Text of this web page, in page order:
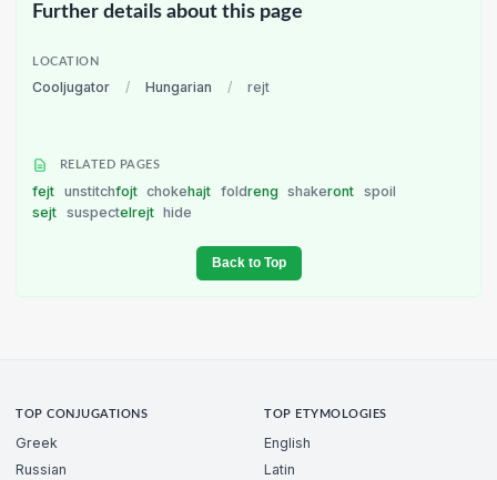
Further details about this page
LOCATION
Cooljugator / Hungarian / rejt
RELATED PAGES
fejt unstitchfojt chokehajt foldreng shakeront spoil
sejt suspectelrejt hide
Back to Top
TOP CONJUGATIONS
Greek
Russian
TOP ETYMOLOGIES
English
Latin